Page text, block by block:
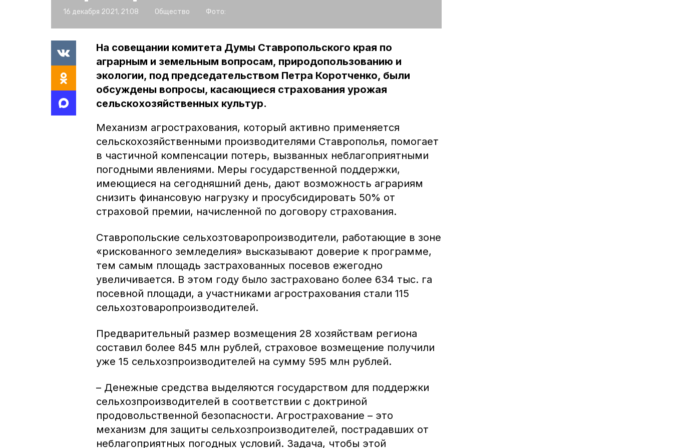
16 декабря 2021, 21:08 Общество Фото:
На совещании комитета Думы Ставропольского края по
аграрным и земельным вопросам, природопользованию и
экологии, под председательством Петра Коротченко, были
обсуждены вопросы, касающиеся страхования урожая
сельскохозяйственных культур.
Механизм агрострахования, который активно применяется
сельскохозяйственными производителями Ставрополья, помогает
в частичной компенсации потерь, вызванных неблагоприятными
погодными явлениями. Меры государственной поддержки,
имеющиеся на сегодняшний день, дают возможность аграриям
снизить финансовую нагрузку и просубсидировать 50% от
страховой премии, начисленной по договору страхования.
Ставропольские сельхозтоваропроизводители, работающие в зоне
«рискованного земледелия» высказывают доверие к программе,
тем самым площадь застрахованных посевов ежегодно
увеличивается. В этом году было застраховано более 634 тыс. га
посевной площади, а участниками агрострахования стали 115
сельхозтоваропроизводителей.
Предварительный размер возмещения 28 хозяйствам региона
составил более 845 млн рублей, страховое возмещение получили
уже 15 сельхозпроизводителей на сумму 595 млн рублей.
– Денежные средства выделяются государством для поддержки
сельхозпроизводителей в соответствии с доктриной
продовольственной безопасности. Агрострахование – это
механизм для защиты сельхозпроизводителей, пострадавших от
неблагоприятных погодных условий. Задача, чтобы этой